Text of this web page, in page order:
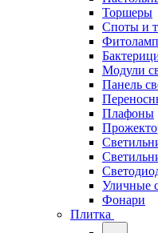
Торшеры
Споты и
Модули
Панель
Плафоны
Уличные
Фонари
Плитка